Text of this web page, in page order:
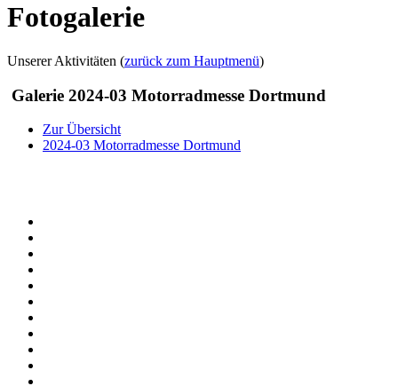
Fotogalerie
Unserer Aktivitäten (zurück zum Hauptmenü)
Galerie 2024-03 Motorradmesse Dortmund
Zur Übersicht
2024-03 Motorradmesse Dortmund